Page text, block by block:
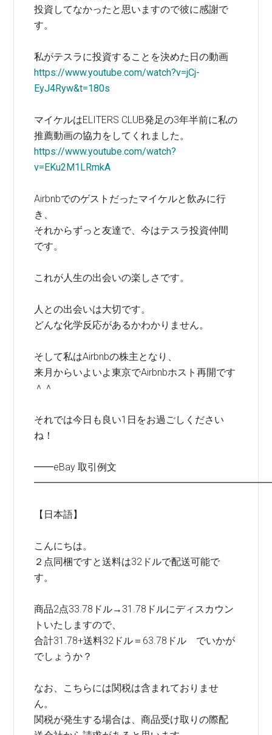
投資してなかったと思いますので彼に感謝で
す。
私がテスラに投資することを決めた日の動画
https://www.youtube.com/watch?v=jCj-
EyJ4Ryw&t=180s
マイケルはELITERS CLUB発足の3年半前に私の
推薦動画の協力をしてくれました。
https://www.youtube.com/watch?
v=EKu2M1LRmkA
Airbnbでのゲストだったマイケルと飲みに行
き、
それからずっと友達で、今はテスラ投資仲間
です。
これが人生の出会いの楽しさです。
人との出会いは大切です。
どんな化学反応があるかわかりません。
そして私はAirbnbの株主となり、
来月からいよいよ東京でAirbnbホスト再開です
＾＾
それでは今日も良い1日をお過ごしください
ね！
━━eBay 取引例文
【日本語】
こんにちは。
２点同梱ですと送料は32ドルで配送可能で
す。
商品2点33.78ドル→31.78ドルにディスカウン
トいたしますので、
合計31.78+送料32ドル＝63.78ドル でいかが
でしょうか？
なお、こちらには関税は含まれておりませ
ん。
関税が発生する場合は、商品受け取りの際配